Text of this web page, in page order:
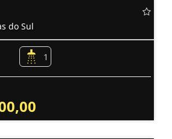
do Sul
1